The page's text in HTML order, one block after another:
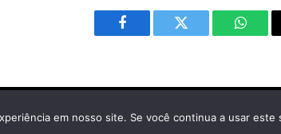
Facebook Twitter
Cherminho Premiações é uma marca
em nosso site. Se você continua a usar